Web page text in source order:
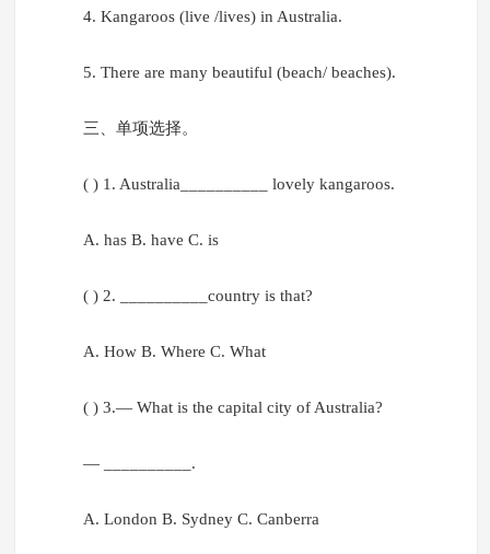
4. Kangaroos (live /lives) in Australia.
5. There are many beautiful (beach/ beaches).
三、单项选择。
( ) 1. Australia__________ lovely kangaroos.
A. has B. have C. is
( ) 2. __________country is that?
A. How B. Where C. What
( ) 3.— What is the capital city of Australia?
— __________.
A. London B. Sydney C. Canberra